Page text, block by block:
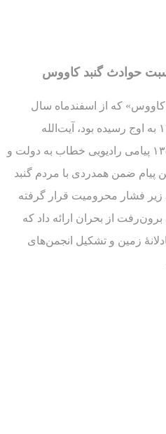
حوادث گنبد کاووس
کاووس» که از اسفندماه سال
۱۳۵۷ آغاز و پنجم فروردین ۱۳۵۸ به اوج رسیده بود، آیت‌الله
طالقانی در تاریخ ۷ فروردین ۱۳۵۸ پیامی رادیویی خطاب به دولت و
پیام ضمن همدردی با مردم گنبد
فشار محرومیت قرار گرفته
از بحران ارائه داد که
زمین و تشکیل انجمن‌های